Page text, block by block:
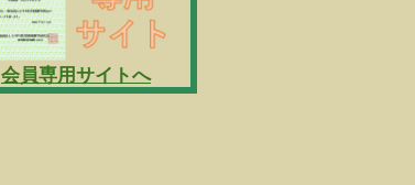
会員専用サイトへ